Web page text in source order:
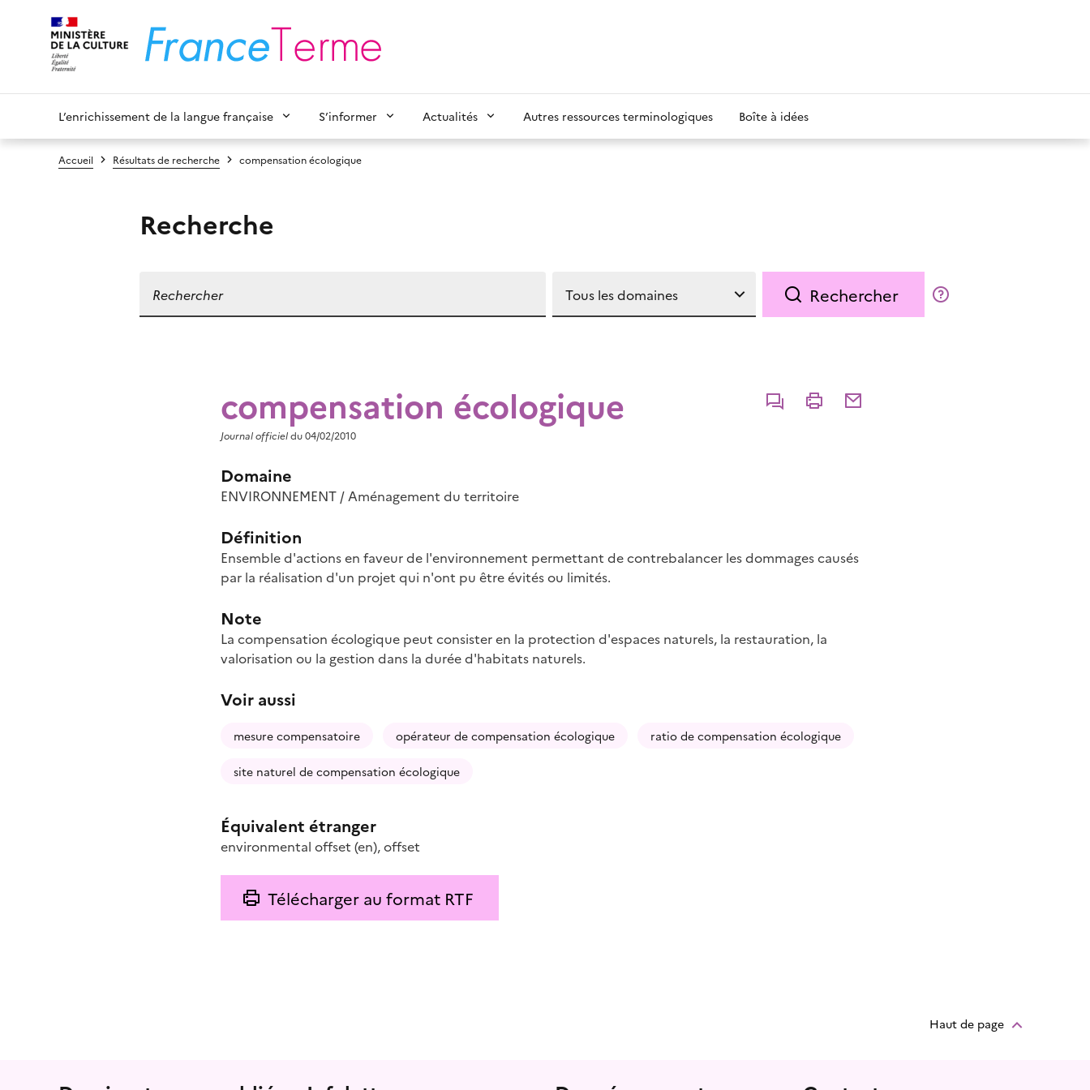
L’enrichissement de la langue française S’informer Actualités Autres ressources terminologiques Boîte à idées
Accueil Résultats de recherche compensation écologique
Recherche
Rechercher
compensation écologique CommenterImprimerPartager par courriel
Journal officieldu 04/02/2010
Domaine
ENVIRONNEMENT / Aménagement du territoire
Définition
Ensemble d'actions en faveur de l'environnement permettant de contrebalancer les dommages causés
par la réalisation d'un projet qui n'ont pu être évités ou limités.
Note
La compensation écologique peut consister en la protection d'espaces naturels, la restauration, la
valorisation ou la gestion dans la durée d'habitats naturels.
Voir aussi
mesure compensatoire opérateur de compensation écologique ratio de compensation écologique
site naturel de compensation écologique
Équivalent étranger
environmental offset (en),offset
Télécharger au format RTF
Haut de page